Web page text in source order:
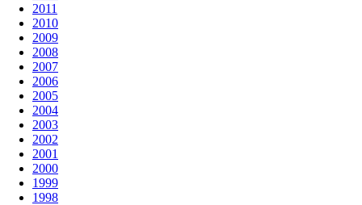
2011
2010
2009
2008
2007
2006
2005
2004
2003
2002
2001
2000
1999
1998